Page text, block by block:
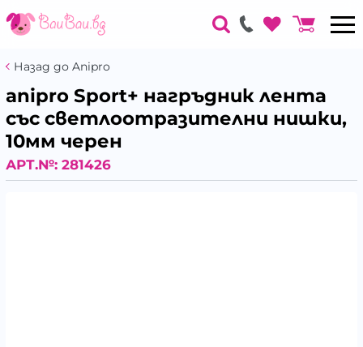
Назад до Anipro
anipro Sport+ нагръдник лента
със светлоотразителни нишки,
10мм черен
АРТ.№: 281426